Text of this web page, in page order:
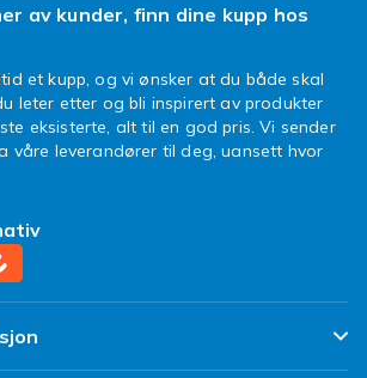
av kunder, finn dine kupp hos
et kupp, og vi ønsker at du både skal
leter etter og bli inspirert av produkter
eksisterte, alt til en god pris. Vi sender
våre leverandører til deg, uansett hvor